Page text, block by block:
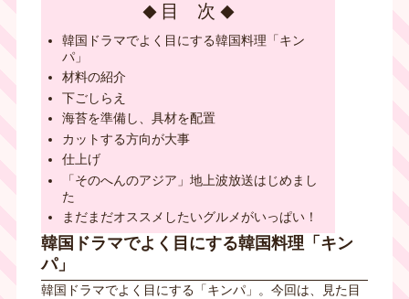
目 次
韓国ドラマでよく目にする韓国料理「キン
パ」
材料の紹介
下ごしらえ
海苔を準備し、具材を配置
カットする方向が大事
仕上げ
「そのへんのアジア」地上波放送はじめまし
た
まだまだオススメしたいグルメがいっぱい！
韓国ドラマでよく目にする韓国料理「キン
パ」
韓国ドラマでよく目にする「キンパ」。今回は、見た目